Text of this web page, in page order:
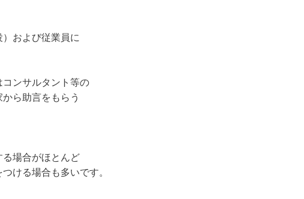
および従業員に
コンサルタント等の
ら助言をもらう
る場合がほとんど
ける場合も多いです。